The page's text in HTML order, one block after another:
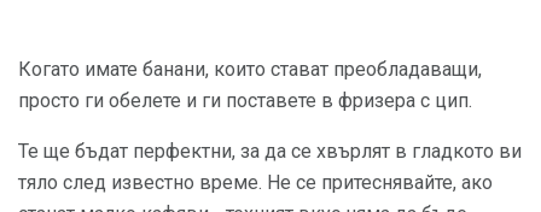
Когато имате банани, които стават преобладаващи,
просто ги обелете и ги поставете в фризера с цип.
Те ще бъдат перфектни, за да се хвърлят в гладкото ви
тяло след известно време. Не се притеснявайте, ако